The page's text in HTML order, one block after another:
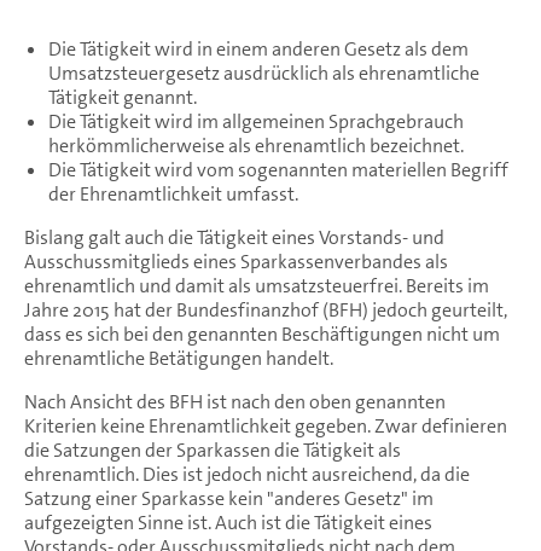
Die Tätigkeit wird in einem anderen Gesetz als dem
Umsatzsteuergesetz ausdrücklich als ehrenamtliche
Tätigkeit genannt.
Die Tätigkeit wird im allgemeinen Sprachgebrauch
herkömmlicherweise als ehrenamtlich bezeichnet.
Die Tätigkeit wird vom sogenannten materiellen Begriff
der Ehrenamtlichkeit umfasst.
Bislang galt auch die Tätigkeit eines Vorstands- und
Ausschussmitglieds eines Sparkassenverbandes als
ehrenamtlich und damit als umsatzsteuerfrei. Bereits im
Jahre 2015 hat der Bundesfinanzhof (BFH) jedoch geurteilt,
dass es sich bei den genannten Beschäftigungen nicht um
ehrenamtliche Betätigungen handelt.
Nach Ansicht des BFH ist nach den oben genannten
Kriterien keine Ehrenamtlichkeit gegeben. Zwar definieren
die Satzungen der Sparkassen die Tätigkeit als
ehrenamtlich. Dies ist jedoch nicht ausreichend, da die
Satzung einer Sparkasse kein "anderes Gesetz" im
aufgezeigten Sinne ist. Auch ist die Tätigkeit eines